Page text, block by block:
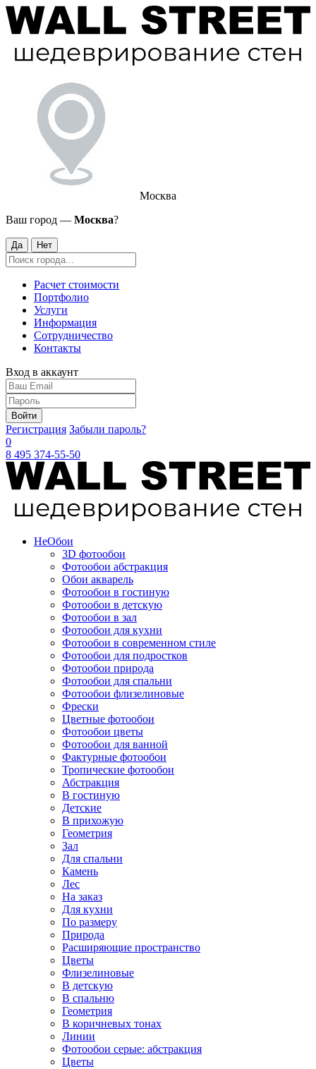
Москва
Ваш город — Москва?
Да Нет
Расчет стоимости
Портфолио
Услуги
Информация
Сотрудничество
Контакты
Вход в аккаунт
Войти
Регистрация Забыли пароль?
0
8 495 374-55-50
НеОбои
3D фотообои
Фотообои абстракция
Обои акварель
Фотообои в гостиную
Фотообои в детскую
Фотообои в зал
Фотообои для кухни
Фотообои в современном стиле
Фотообои для подростков
Фотообои природа
Фотообои для спальни
Фотообои флизелиновые
Фрески
Цветные фотообои
Фотообои цветы
Фотообои для ванной
Фактурные фотообои
Тропические фотообои
Абстракция
В гостиную
Детские
В прихожую
Геометрия
Зал
Для спальни
Камень
Лес
На заказ
Для кухни
По размеру
Природа
Расширяющие пространство
Цветы
Флизелиновые
В детскую
В спальню
Геометрия
В коричневых тонах
Линии
Фотообои серые: абстракция
Цветы